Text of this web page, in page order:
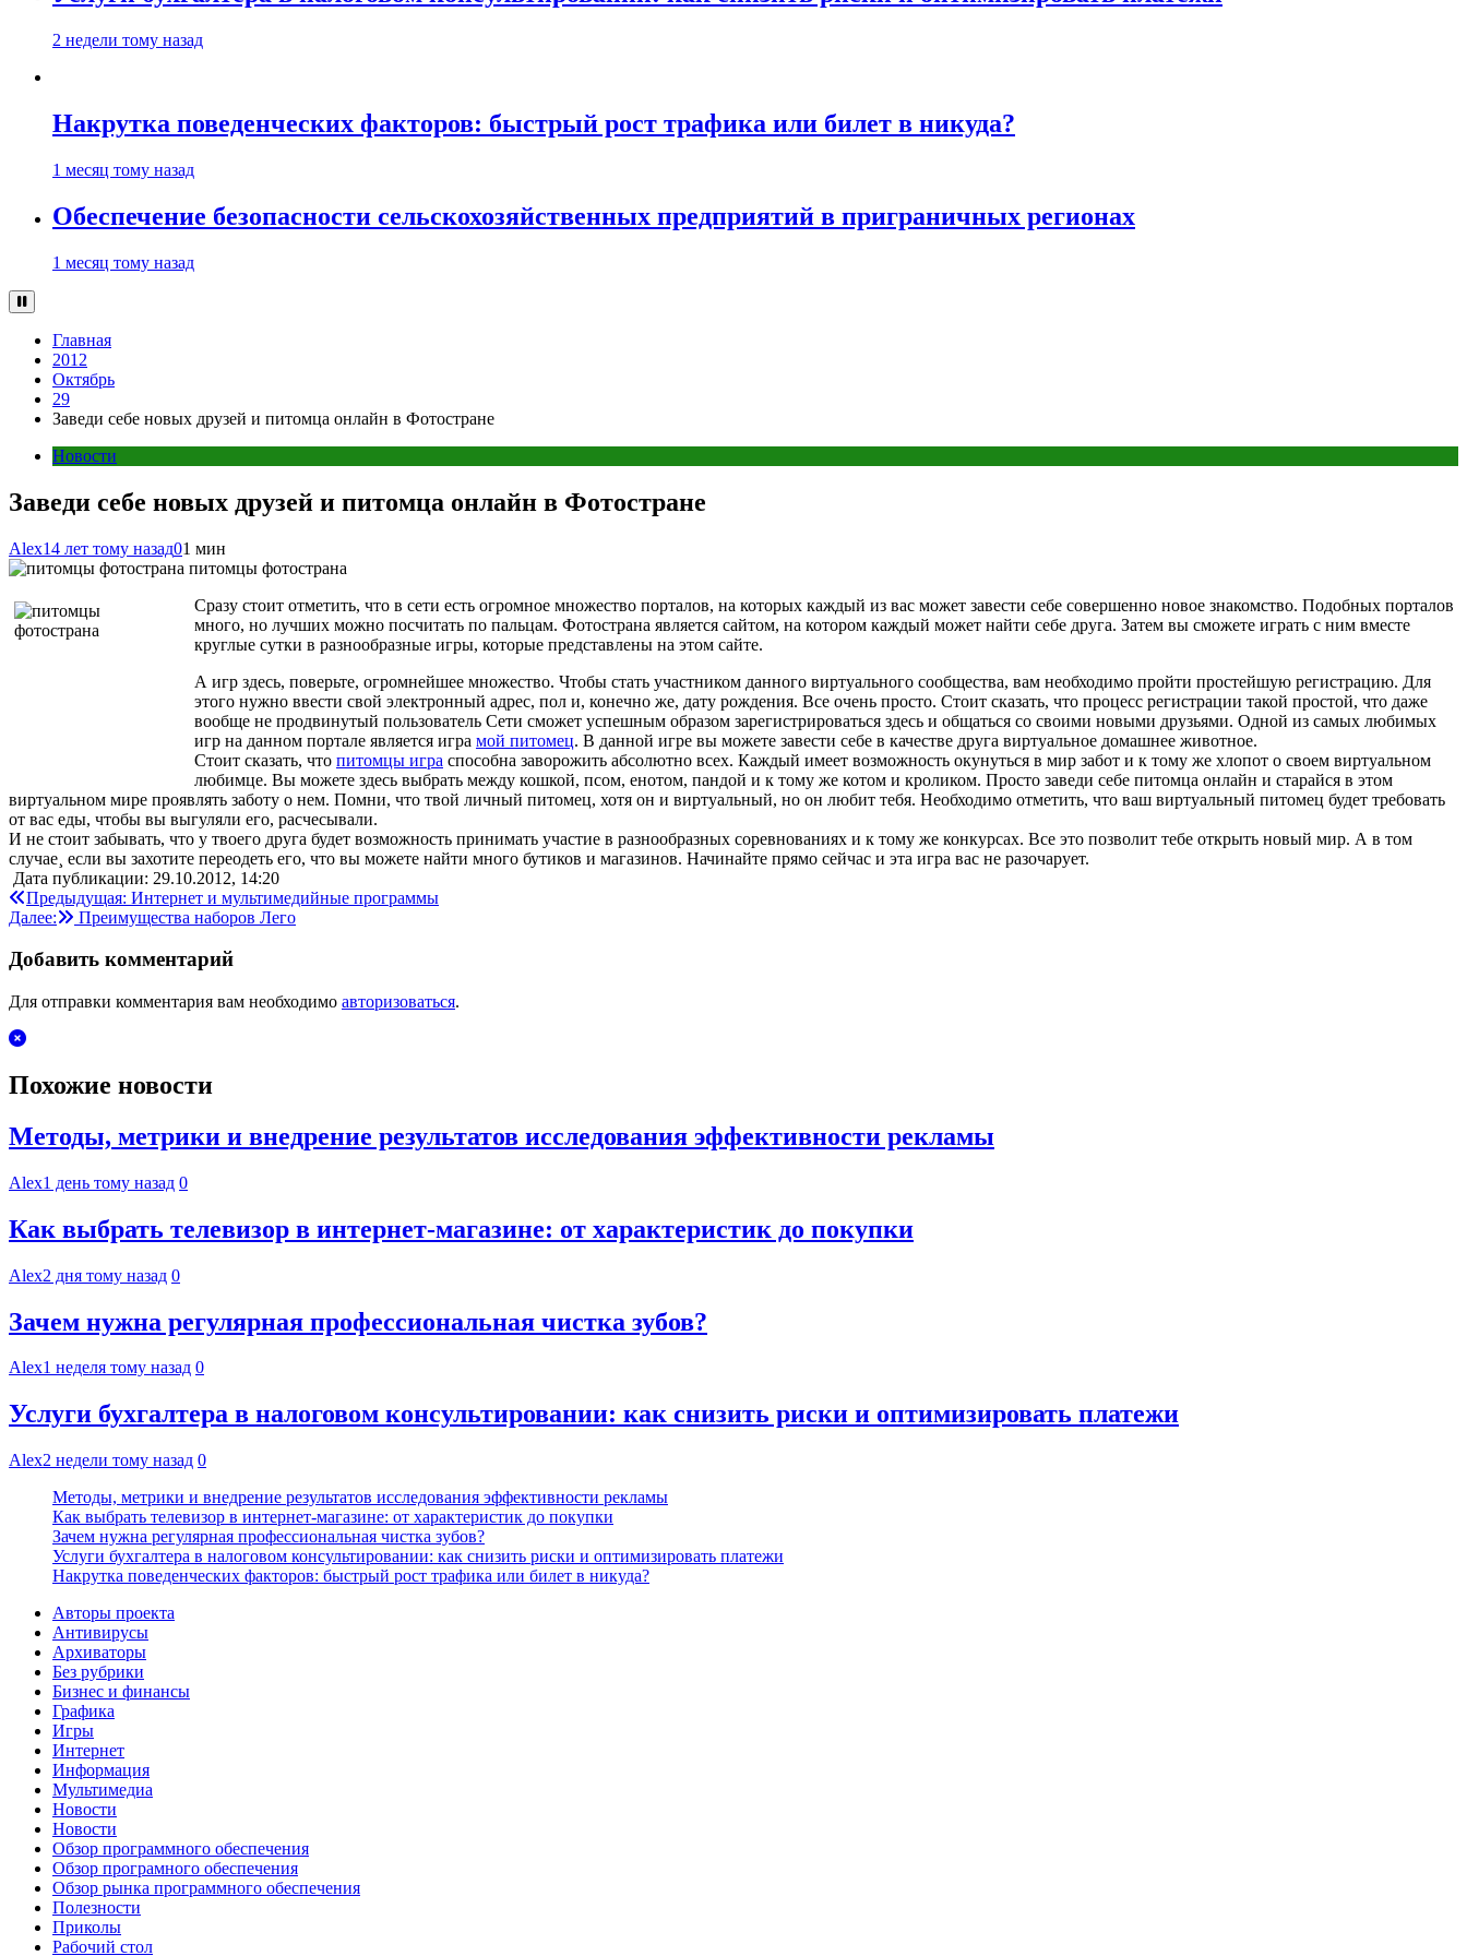
2 недели тому назад
Накрутка поведенческих факторов: быстрый рост трафика или билет в никуда?
1 месяц тому назад
Обеспечение безопасности сельскохозяйственных предприятий в приграничных регионах
1 месяц тому назад
Главная
2012
Октябрь
29
Заведи себе новых друзей и питомца онлайн в Фотостране
Новости
Заведи себе новых друзей и питомца онлайн в Фотостране
Alex14 лет тому назад01 мин
питомцы фотострана
Сразу стоит отметить, что в сети есть огромное множество порталов, на которых каждый из вас может завести себе совершенно новое знакомство. Подобных порталов
много, но лучших можно посчитать по пальцам. Фотострана является сайтом, на котором каждый может найти себе друга. Затем вы сможете играть с ним вместе
круглые сутки в разнообразные игры, которые представлены на этом сайте.
А игр здесь, поверьте, огромнейшее множество. Чтобы стать участником данного виртуального сообщества, вам необходимо пройти простейшую регистрацию. Для
этого нужно ввести свой электронный адрес, пол и, конечно же, дату рождения. Все очень просто. Стоит сказать, что процесс регистрации такой простой, что даже
вообще не продвинутый пользователь Сети сможет успешным образом зарегистрироваться здесь и общаться со своими новыми друзьями. Одной из самых любимых
игр на данном портале является игра мой питомец. В данной игре вы можете завести себе в качестве друга виртуальное домашнее животное.
Стоит сказать, что питомцы игра способна заворожить абсолютно всех. Каждый имеет возможность окунуться в мир забот и к тому же хлопот о своем виртуальном
любимце. Вы можете здесь выбрать между кошкой, псом, енотом, пандой и к тому же котом и кроликом. Просто заведи себе питомца онлайн и старайся в этом
виртуальном мире проявлять заботу о нем. Помни, что твой личный питомец, хотя он и виртуальный, но он любит тебя. Необходимо отметить, что ваш виртуальный питомец будет требовать
от вас еды, чтобы вы выгуляли его, расчесывали.
И не стоит забывать, что у твоего друга будет возможность принимать участие в разнообразных соревнованиях и к тому же конкурсах. Все это позволит тебе открыть новый мир. А в том
случае¸ если вы захотите переодеть его, что вы можете найти много бутиков и магазинов. Начинайте прямо сейчас и эта игра вас не разочарует.
Дата публикации: 29.10.2012, 14:20
Навигация
по
записям
Предыдущая: Интернет и мультимедийные программы
Далее:
Преимущества наборов Лего
Добавить комментарий
Для отправки комментария вам необходимо авторизоваться.
Похожие новости
Методы, метрики и внедрение результатов исследования эффективности рекламы
Alex1 день тому назад 0
Как выбрать телевизор в интернет-магазине: от характеристик до покупки
Alex2 дня тому назад 0
Зачем нужна регулярная профессиональная чистка зубов?
Alex1 неделя тому назад 0
Услуги бухгалтера в налоговом консультировании: как снизить риски и оптимизировать платежи
Alex2 недели тому назад 0
Методы, метрики и внедрение результатов исследования эффективности рекламы
Как выбрать телевизор в интернет-магазине: от характеристик до покупки
Зачем нужна регулярная профессиональная чистка зубов?
Услуги бухгалтера в налоговом консультировании: как снизить риски и оптимизировать платежи
Накрутка поведенческих факторов: быстрый рост трафика или билет в никуда?
Авторы проекта
Антивирусы
Архиваторы
Без рубрики
Бизнес и финансы
Графика
Игры
Интернет
Информация
Мультимедиа
Новости
Новости
Обзор программного обеспечения
Обзор програмного обеспечения
Обзор рынка программного обеспечения
Полезности
Приколы
Рабочий стол